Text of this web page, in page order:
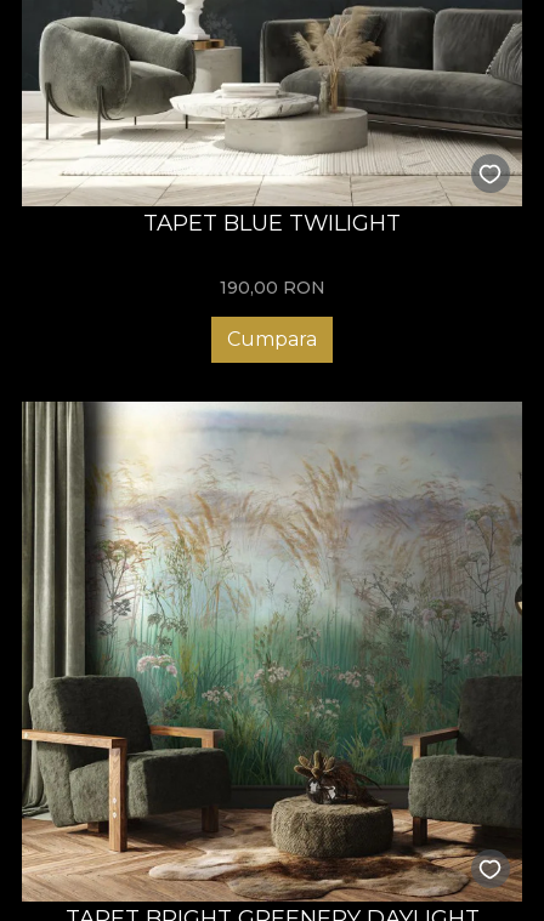
TAPET BLUE TWILIGHT
190,00 RON
Cumpara